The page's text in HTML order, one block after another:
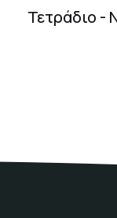
Τετράδιο -